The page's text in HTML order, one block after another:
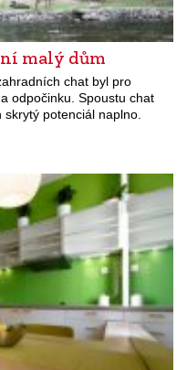
malý dům
chat byl pro
odpočinku. Spoustu chat
potenciál naplno.